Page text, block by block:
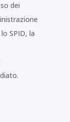
dei
SPID, la